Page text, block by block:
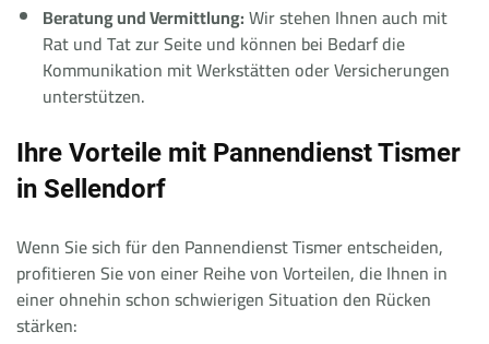
Beratung und Vermittlung:Wir stehen Ihnen auch mit
Rat und Tat zur Seite und können bei Bedarf die
Kommunikation mit Werkstätten oder Versicherungen
unterstützen.
Ihre Vorteile mit Pannendienst Tismer
in Sellendorf
Wenn Sie sich für den Pannendienst Tismer entscheiden,
profitieren Sie von einer Reihe von Vorteilen, die Ihnen in
einer ohnehin schon schwierigen Situation den Rücken
stärken: